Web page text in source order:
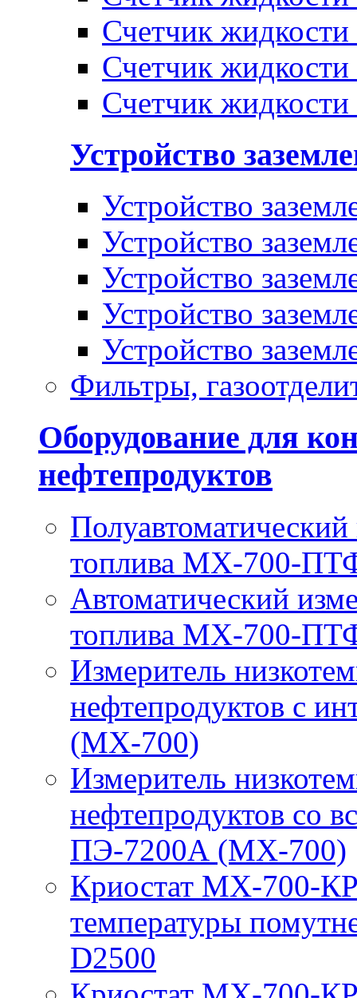
Счетчик
Счетчик
Счетчик
Устройство
Устройство
Устройство
Устройство
Устройство
Устройство
Фильтры,
Оборудование для
нефтепродуктов
топлива МХ-700-
Автоматический
топлива МХ-700-
Измеритель
нефтепродуктов с
(МХ-700)
Измеритель
нефтепродуктов со
ПЭ-7200А (МХ-700)
Криостат МХ-700-
температуры
D2500